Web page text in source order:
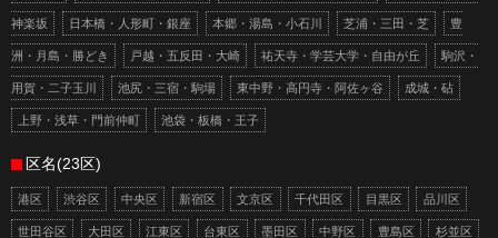
神楽坂 日本橋・人形町・銀座 本郷・湯島・小石川 芝浦・三田・芝 豊
洲・月島・勝どき 戸越・五反田・大崎 祐天寺・学芸大学・自由が丘 駒沢・
用賀・二子玉川 池尻・三宿・駒場 東中野・高円寺・阿佐ヶ谷 成城・砧
上野・浅草・門前仲町 池袋・板橋・王子
区名(23区)
港区 渋谷区 中央区 新宿区 文京区 千代田区 目黒区 品川区
世田谷区 大田区 江東区 台東区 墨田区 中野区 豊島区 杉並区